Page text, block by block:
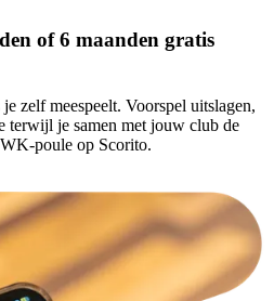
of 6 maanden gratis
zelf meespeelt. Voorspel uitslagen,
terwijl je samen met jouw club de
poule op Scorito.